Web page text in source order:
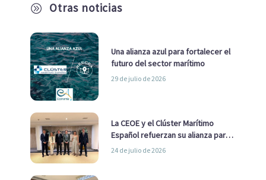
A Otras noticias
Una alianza azul para fortalecer el
futuro del sector marítimo
29 de julio de 2026
La CEOE y el Clúster Marítimo
Español refuerzan su alianza para
impulsar una estrategia Nacional
24 de julio de 2026